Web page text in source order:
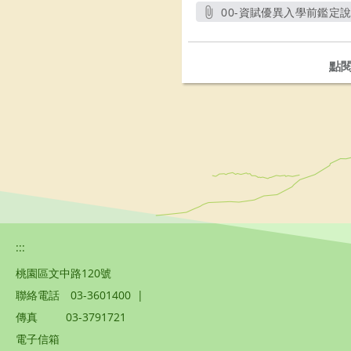
00-資賦優異入學前鑑定
點
:::
桃園區文中路120號
聯絡電話
03-3601400 |
傳真
03-3791721
電子信箱